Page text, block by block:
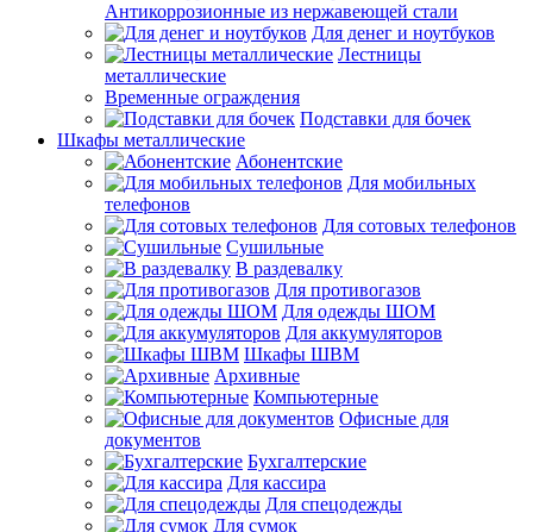
Антикоррозионные из нержавеющей стали
Для денег и ноутбуков
Лестницы
металлические
Временные ограждения
Подставки для бочек
Шкафы металлические
Абонентские
Для мобильных
телефонов
Для сотовых телефонов
Сушильные
В раздевалку
Для противогазов
Для одежды ШОМ
Для аккумуляторов
Шкафы ШВМ
Архивные
Компьютерные
Офисные для
документов
Бухгалтерские
Для кассира
Для спецодежды
Для сумок